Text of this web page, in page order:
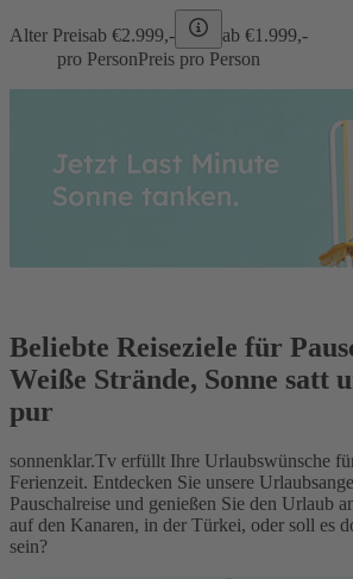
Alter Preisab €2.999,- ab €1.999,-
pro PersonPreis pro Person
Beliebte Reiseziele für
Weiße Strände, Sonne satt
pur
sonnenklar.Tv erfüllt Ihre Urlaubswünsche
Ferienzeit. Entdecken Sie unsere
Pauschalreise und genießen Sie den Urlaub
auf den Kanaren, in der Türkei, oder soll es
sein?